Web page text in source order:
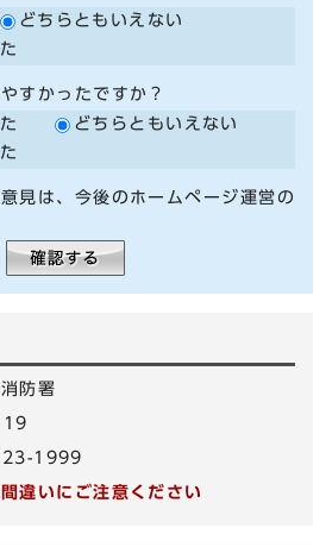
どちらともいえない
すかったですか？
どちらともいえない
見は、今後のホームページ運営の
防署
1999
違いにご注意ください